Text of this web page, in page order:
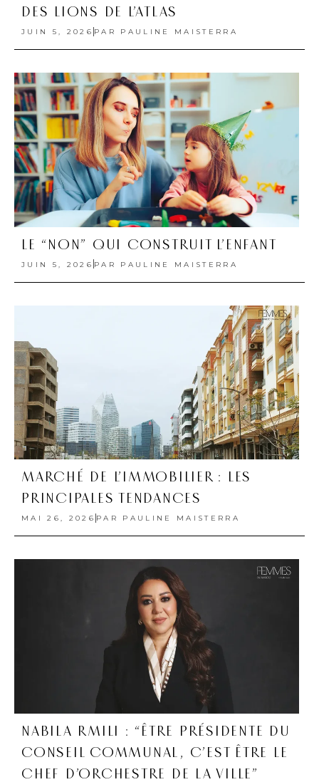
DES LIONS DE L’ATLAS
JUIN 5, 2026 PAR PAULINE MAISTERRA
LE “NON” QUI CONSTRUIT L’ENFANT
JUIN 5, 2026 PAR PAULINE MAISTERRA
MARCHÉ DE L’IMMOBILIER : LES
PRINCIPALES TENDANCES
MAI 26, 2026 PAR PAULINE MAISTERRA
NABILA RMILI : “ÊTRE PRÉSIDENTE DU
CONSEIL COMMUNAL, C’EST ÊTRE LE
CHEF D’ORCHESTRE DE LA VILLE”